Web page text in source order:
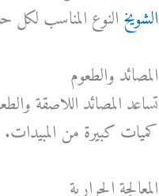
الشويخ النوع المناسب لكل
المصائد والطعوم
تساعد المصائد اللاصقة
كميات كبيرة من المبيدات.
المعالجة الحرارية